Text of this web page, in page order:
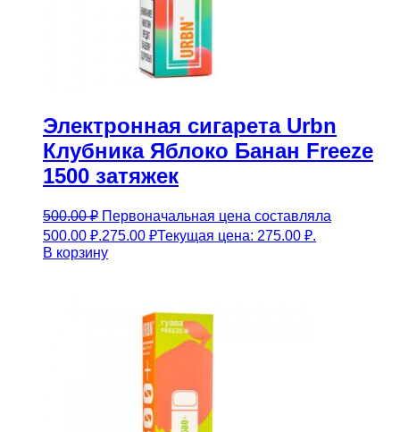
Электронная сигарета Urbn
Клубника Яблоко Банан Freeze
1500 затяжек
500.00₽ Первоначальная цена составляла
500.00 ₽.275.00 ₽Текущая цена: 275.00 ₽.
В корзину